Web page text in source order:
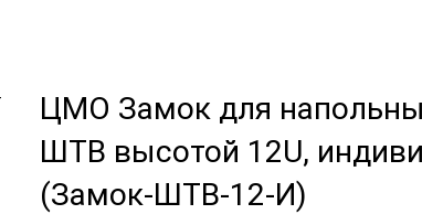
ЦМО Замок для
ШТВ высотой 12U,
(Замок-ШТВ-12-И)